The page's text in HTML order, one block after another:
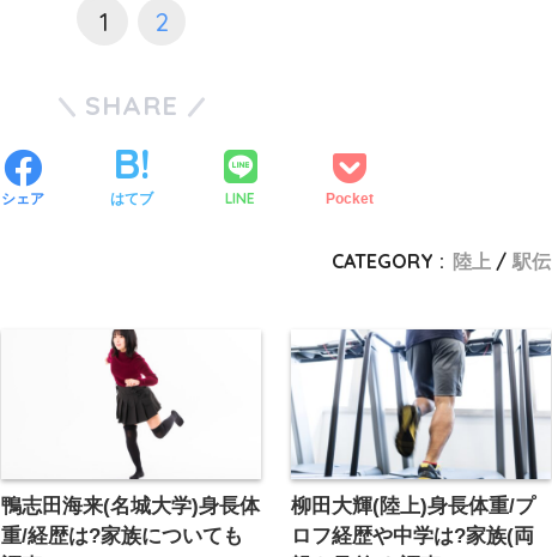
1 2
SHARE
シェア はてブ LINE Pocket
CATEGORY : 陸上 駅伝
鴨志田海来(名城大学)身長体
重/経歴は?家族についても
柳田大輝(陸上)身長体重/プ
ロフ経歴や中学は?家族(両